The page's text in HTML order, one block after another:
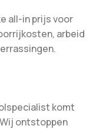
all-in prijs voor
arbeid
komt
ontstoppen